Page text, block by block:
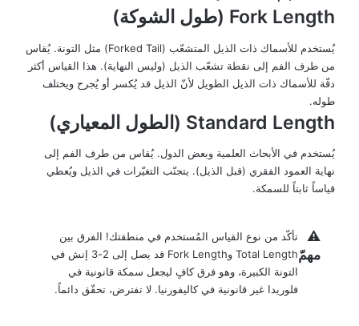
Fork Length (طول الشوكة)
يُستخدم للأسماك ذات الذيل المتشعّب (Forked Tail) مثل التونة. يُقاس
من طرف الفم إلى نقطة تشعّب الذيل (وليس النهاية). هذا القياس أكثر
دقّة للأسماك ذات الذيل الطويل لأنّ الذيل قد يُكسر أو يُجرح ويختلف
طوله.
Standard Length (الطول المعياري)
يُستخدم في الأبحاث العلمية وبعض الدول. يُقاس من طرف الفم إلى
نهاية العمود الفقري (قبل الذيل). يتجنّب التغيّرات في الذيل ويُعطي
قياساً ثابتاً للسمكة.
⚠️
مهمّ
تأكّد من نوع القياس المُستخدم في منطقتك! الفرق بين
Total Length وFork Length قد يصل إلى 2-3 إنش في
التونة الكبيرة، وهو فرق كافٍ ليجعل سمكة قانونية في
فلوريدا غير قانونية في كاليفورنيا. لا تفترض، تحقّق دائماً.